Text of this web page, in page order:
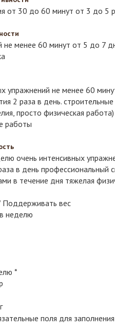
от 30 до 60 минут от 3 до 5
не менее 60 минут от 5 до 7
упражнений не менее 60
2 раза в день.
просто физическая работа)
работы
очень интенсивных
в день профессиональный
в течение дня тяжелая
вес
неделю
*
поля для заполнения